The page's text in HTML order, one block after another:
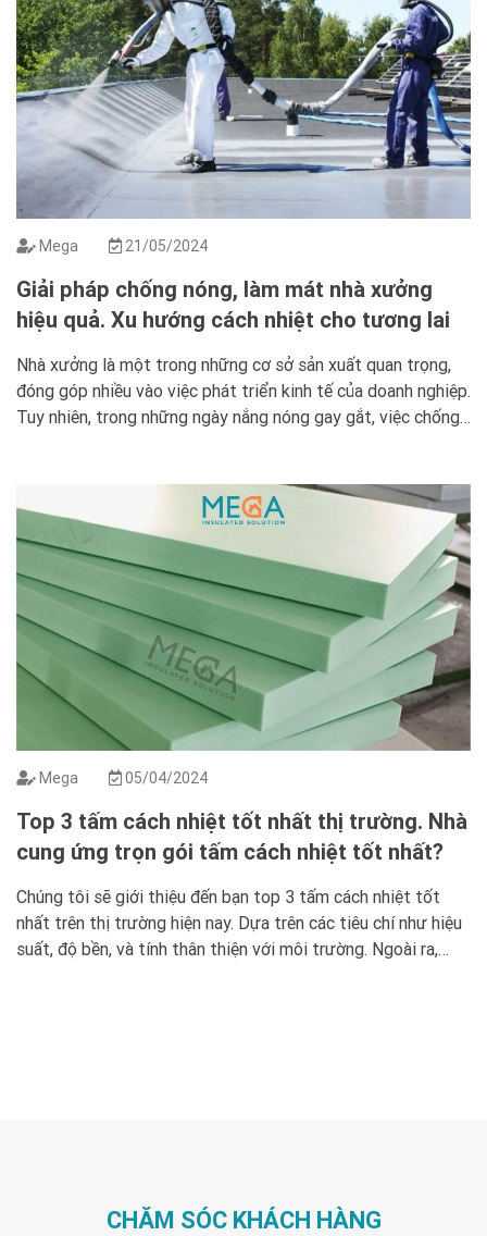
Mega 21/05/2024
Giải pháp chống nóng, làm mát nhà xưởng
hiệu quả. Xu hướng cách nhiệt cho tương lai
Nhà xưởng là một trong những cơ sở sản xuất quan trọng,
đóng góp nhiều vào việc phát triển kinh tế của doanh nghiệp.
Tuy nhiên, trong những ngày nắng nóng gay gắt, việc chống
Mega 05/04/2024
Top 3 tấm cách nhiệt tốt nhất thị trường. Nhà
cung ứng trọn gói tấm cách nhiệt tốt nhất?
Chúng tôi sẽ giới thiệu đến bạn top 3 tấm cách nhiệt tốt
nhất trên thị trường hiện nay. Dựa trên các tiêu chí như hiệu
suất, độ bền, và tính thân thiện với môi trường. Ngoài ra,
CHĂM SÓC KHÁCH HÀNG